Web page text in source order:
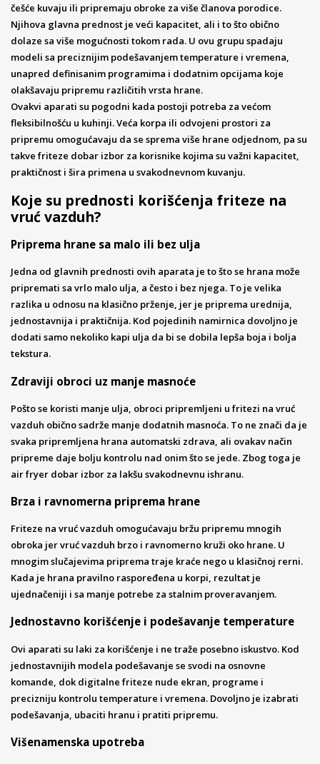
češće kuvaju ili pripremaju obroke za više članova porodice.
Njihova glavna prednost je veći kapacitet, ali i to što obično
dolaze sa više mogućnosti tokom rada. U ovu grupu spadaju
modeli sa preciznijim podešavanjem temperature i vremena,
unapred definisanim programima i dodatnim opcijama koje
olakšavaju pripremu različitih vrsta hrane.
Ovakvi aparati su pogodni kada postoji potreba za većom
fleksibilnošću u kuhinji. Veća korpa ili odvojeni prostori za
pripremu omogućavaju da se sprema više hrane odjednom, pa su
takve friteze dobar izbor za korisnike kojima su važni kapacitet,
praktičnost i šira primena u svakodnevnom kuvanju.
Koje su prednosti korišćenja friteze na
vruć vazduh?
Priprema hrane sa malo ili bez ulja
Jedna od glavnih prednosti ovih aparata je to što se hrana može
pripremati sa vrlo malo ulja, a često i bez njega. To je velika
razlika u odnosu na klasično prženje, jer je priprema urednija,
jednostavnija i praktičnija. Kod pojedinih namirnica dovoljno je
dodati samo nekoliko kapi ulja da bi se dobila lepša boja i bolja
tekstura.
Zdraviji obroci uz manje masnoće
Pošto se koristi manje ulja, obroci pripremljeni u fritezi na vruć
vazduh obično sadrže manje dodatnih masnoća. To ne znači da je
svaka pripremljena hrana automatski zdrava, ali ovakav način
pripreme daje bolju kontrolu nad onim što se jede. Zbog toga je
air fryer dobar izbor za lakšu svakodnevnu ishranu.
Brza i ravnomerna priprema hrane
Friteze na vruć vazduh omogućavaju bržu pripremu mnogih
obroka jer vruć vazduh brzo i ravnomerno kruži oko hrane. U
mnogim slučajevima priprema traje kraće nego u klasičnoj rerni.
Kada je hrana pravilno raspoređena u korpi, rezultat je
ujednačeniji i sa manje potrebe za stalnim proveravanjem.
Jednostavno korišćenje i podešavanje temperature
Ovi aparati su laki za korišćenje i ne traže posebno iskustvo. Kod
jednostavnijih modela podešavanje se svodi na osnovne
komande, dok digitalne friteze nude ekran, programe i
precizniju kontrolu temperature i vremena. Dovoljno je izabrati
podešavanja, ubaciti hranu i pratiti pripremu.
Višenamenska upotreba